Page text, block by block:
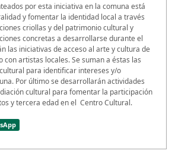
por esta iniciativa en la comuna está
y fomentar la identidad local a través
criollas y del patrimonio cultural y
concretas a desarrollarse durante el
las iniciativas de acceso al arte y cultura de
con artistas locales. Se suman a éstas las
para identificar intereses y/o
Por último se desarrollarán actividades
cultural para fomentar la participación
y tercera edad en el Centro Cultural.